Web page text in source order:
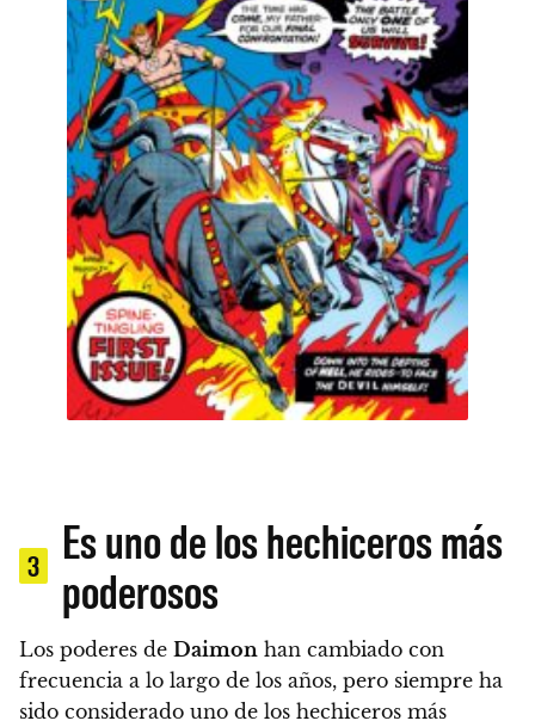
3
Es uno de los hechiceros más
poderosos
Los poderes de Daimon han cambiado con
frecuencia a lo largo de los años, pero siempre ha
sido considerado uno de los hechiceros más